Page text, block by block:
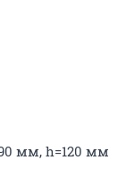
мм, h=120 мм